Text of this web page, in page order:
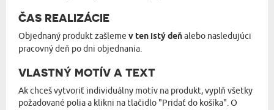
ČAS REALIZÁCIE
Objednaný produkt zašleme v ten istý deňalebo nasledujúci
pracovný deň po dni objednania.
VLASTNÝ MOTÍV A TEXT
Ak chceš vytvoriť individuálny motív na produkt, vyplň všetky
požadované polia a klikni na tlačidlo "Pridať do košíka". O